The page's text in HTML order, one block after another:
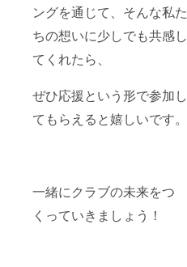
ングを通じて、そんな私た
ちの想いに少しでも共感し
てくれたら、
ぜひ応援という形で参加し
てもらえると嬉しいです。
一緒にクラブの未来をつ
くっていきましょう！